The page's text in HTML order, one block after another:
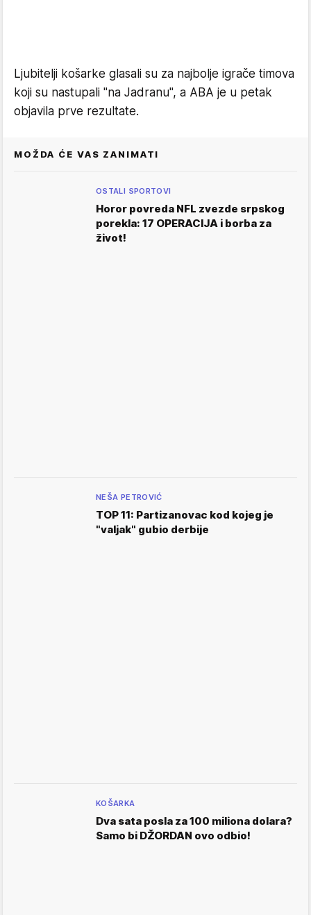
Ljubitelji košarke glasali su za najbolje igrače timova
koji su nastupali "na Jadranu", a ABA je u petak
objavila prve rezultate.
MOŽDA ĆE VAS ZANIMATI
OSTALI SPORTOVI
Horor povreda NFL zvezde srpskog
porekla: 17 OPERACIJA i borba za
život!
NEŠA PETROVIĆ
TOP 11: Partizanovac kod kojeg je
"valjak" gubio derbije
KOŠARKA
Dva sata posla za 100 miliona dolara?
Samo bi DŽORDAN ovo odbio!